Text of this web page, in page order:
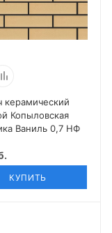
керамический
Копыловская
Ваниль 0,7 НФ
КУПИТЬ